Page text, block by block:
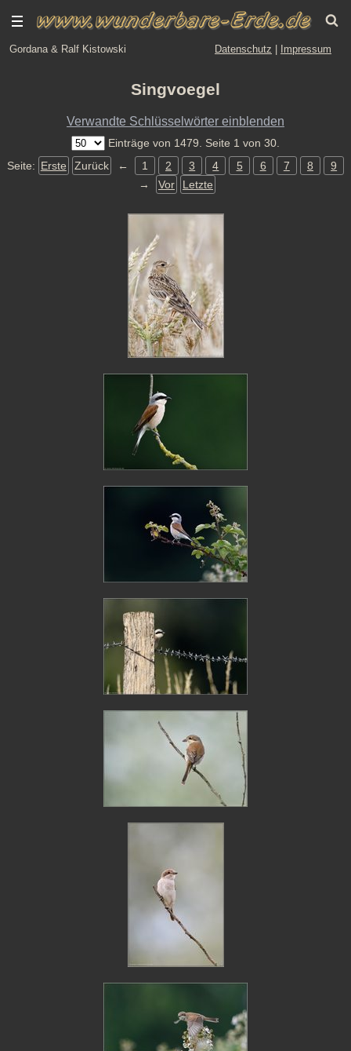
Gordana & Ralf Kistowski Datenschutz Impressum
Singvoegel
Verwandte Schlüsselwörter einblenden
Einträge von 1479. Seite 1 von 30.
Seite: Erste Zurück ← 1 2 3 4 5 6 7 8
9
→
Vor Letzte